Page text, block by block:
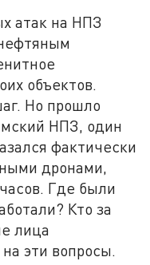
атак на НПЗ
объектов.
Но прошло
НПЗ, один
фактически
дронами,
Где были
Кто за
лица
эти вопросы.